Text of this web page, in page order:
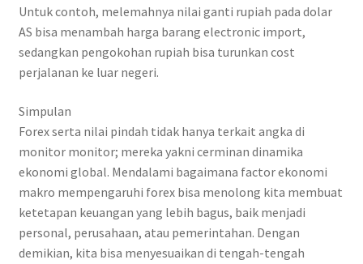
Untuk contoh, melemahnya nilai ganti rupiah pada dolar
AS bisa menambah harga barang electronic import,
sedangkan pengokohan rupiah bisa turunkan cost
perjalanan ke luar negeri.
Simpulan
Forex serta nilai pindah tidak hanya terkait angka di
monitor monitor; mereka yakni cerminan dinamika
ekonomi global. Mendalami bagaimana factor ekonomi
makro mempengaruhi forex bisa menolong kita membuat
ketetapan keuangan yang lebih bagus, baik menjadi
personal, perusahaan, atau pemerintahan. Dengan
demikian, kita bisa menyesuaikan di tengah-tengah